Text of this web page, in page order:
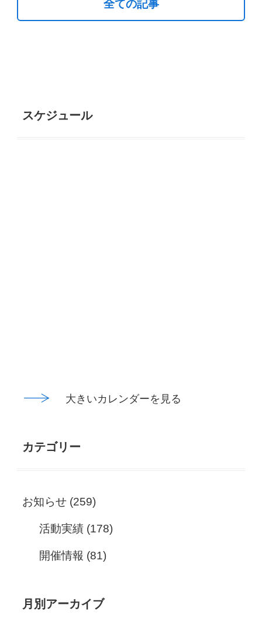
全ての記事
スケジュール
大きいカレンダーを見る
カテゴリー
お知らせ (259)
活動実績(178)
開催情報 (81)
月別アーカイブ